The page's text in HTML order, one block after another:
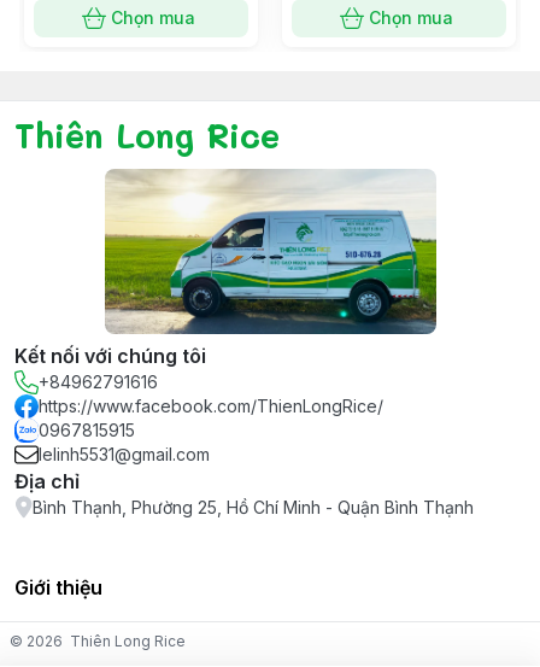
Chọn mua Chọn mua
Thiên Long Rice
Kết nối với chúng tôi
+84962791616
https://www.facebook.com/ThienLongRice/
0967815915
lelinh5531@gmail.com
Địa chỉ
Bình Thạnh, Phường 25, Hồ Chí Minh - Quận Bình Thạnh
Giới thiệu
© 2026 Thiên Long Rice